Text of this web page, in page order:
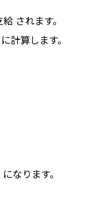
されます。
計算します。
なります。